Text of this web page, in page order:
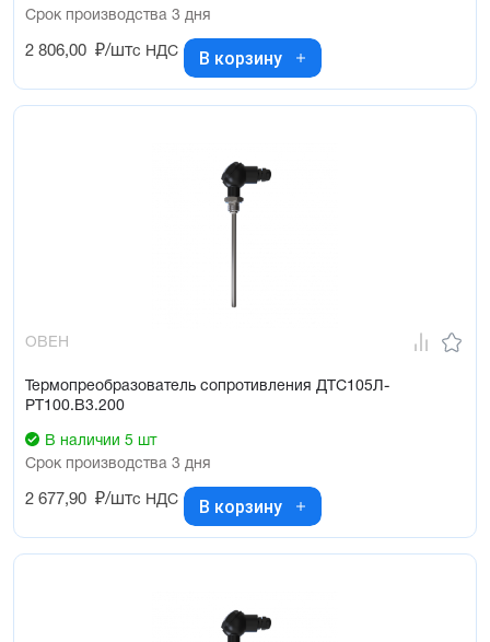
Срок производства 3 дня
2 806,00 ₽/штс НДС В корзину
ОВЕН
Термопреобразователь сопротивления ДТС105Л-
РТ100.В3.200
В наличии 5 шт
Срок производства 3 дня
2 677,90 ₽/штс НДС В корзину